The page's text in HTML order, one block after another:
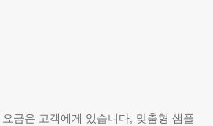
금은 고객에게 있습니다; 맞춤형 샘플